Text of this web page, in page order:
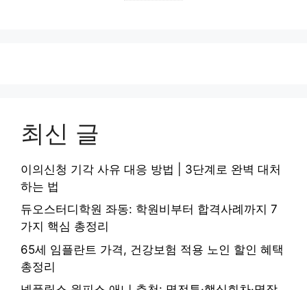
최신 글
이의신청 기각 사유 대응 방법 | 3단계로 완벽 대처
하는 법
듀오스터디학원 좌동: 학원비부터 합격사례까지 7
가지 핵심 총정리
65세 임플란트 가격, 건강보험 적용 노인 할인 혜택
총정리